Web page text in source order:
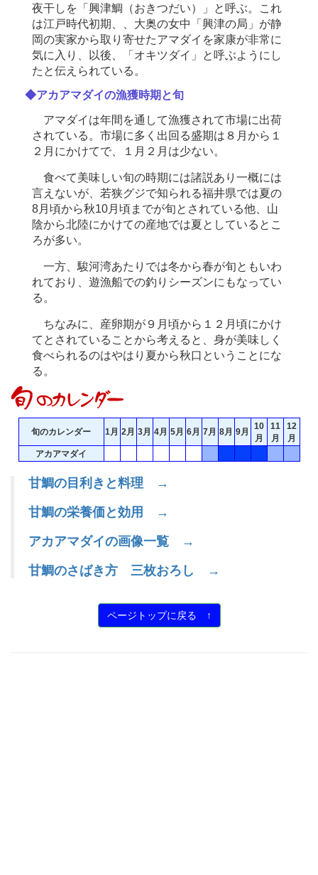
夜干しを「興津鯛（おきつだい）」と呼ぶ。これ
は江戸時代初期、、大奥の女中「興津の局」が静
岡の実家から取り寄せたアマダイを家康が非常に
気に入り、以後、「オキツダイ」と呼ぶようにし
たと伝えられている。
◆アカアマダイの漁獲時期と旬
アマダイは年間を通して漁獲されて市場に出荷
されている。市場に多く出回る盛期は８月から１
２月にかけてで、１月２月は少ない。
食べて美味しい旬の時期には諸説あり一概には
言えないが、若狭グジで知られる福井県では夏の
8月頃から秋10月頃までが旬とされている他、山
陰から北陸にかけての産地では夏としているとこ
ろが多い。
一方、駿河湾あたりでは冬から春が旬ともいわ
れており、遊漁船での釣りシーズンにもなってい
る。
ちなみに、産卵期が９月頃から１２月頃にかけ
てとされていることから考えると、身が美味しく
食べられるのはやはり夏から秋口ということにな
る。
旬のカレンダー 1月 2月 3月 4月 5月 6月 7月 8月 9月
10
月
11
月
12
月
アカアマダイ
甘鯛の目利きと料理 →
甘鯛の栄養価と効用 →
アカアマダイの画像一覧 →
甘鯛のさばき方 三枚おろし →
ページトップに戻る ↑